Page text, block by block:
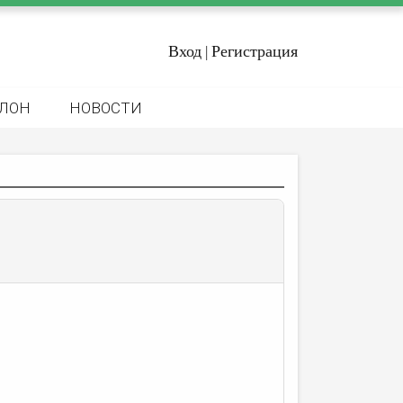
Вход | Регистрация
НОВОСТИ